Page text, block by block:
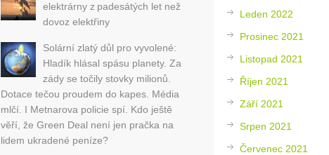
elektrárny z padesátých let než
dovoz elektřiny
Solární zlatý důl pro vyvolené:
Hladík hlásal spásu planety. Za
zády se točily stovky milionů.
Dotace tečou proudem do kapes. Média
mlčí. I Metnarova policie spí. Kdo ještě
věří, že Green Deal není jen pračka na
lidem ukradené peníze?
Leden 2022
Prosinec 2021
Listopad 2021
Říjen 2021
Září 2021
Srpen 2021
Červenec 2021